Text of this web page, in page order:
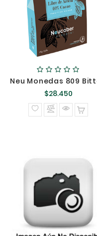
$28.450Precio
normal